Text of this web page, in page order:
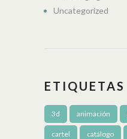
Uncategorized
ETIQUETAS
3d animación
cartel catálogo